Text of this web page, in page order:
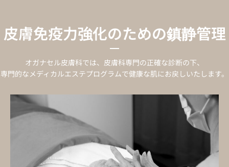
皮膚免疫力強化のための鎮静管理
オガナセル皮膚科では、皮膚科専門の正確な診断の下、
専門的なメディカルエステプログラムで健康な肌にお戻しいたします。